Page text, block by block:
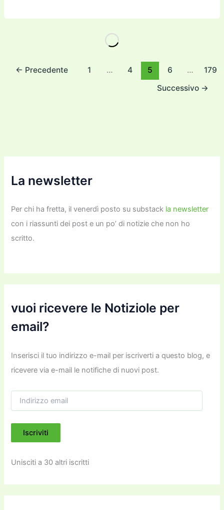
c
o
itt ai ai st
o
d
e p
k
k n
di
← Precedente 1 … 4 5 6 …
179
Successivo →
La newsletter
Per chi ha fretta, il venerdì posto su substack la newsletter
con i riassunti dei post e un po’ di notizie che non ho
scritto.
vuoi ricevere le Notiziole per
email?
Inserisci il tuo indirizzo e-mail per iscriverti a questo blog, e
ricevere via e-mail le notifiche di nuovi post.
i
i
z
e
m
Iscriviti
Unisciti a 30 altri iscritti